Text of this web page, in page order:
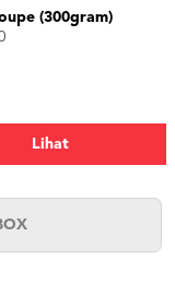
(300gram)
Lihat